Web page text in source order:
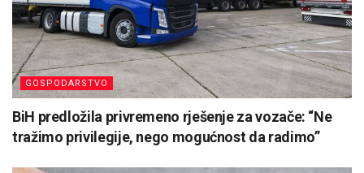
GOSPODARSTVO
BiH predložila privremeno rješenje za vozače: “Ne
tražimo privilegije, nego mogućnost da radimo”